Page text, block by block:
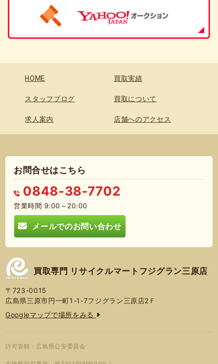
HOME 買取実績
スタッフブログ 買取について
求人案内 店舗へのアクセス
お問合せはこちら
0848-38-7702
営業時間 9:00～20:00
メールでのお問い合わせ
買取専門 リサイクルマートフジグラン三原店
〒723-0015
広島県三原市円一町1-1-7フジグラン三原店2Ｆ
Googleマップで場所をみる
許可管轄：広島県公安委員会